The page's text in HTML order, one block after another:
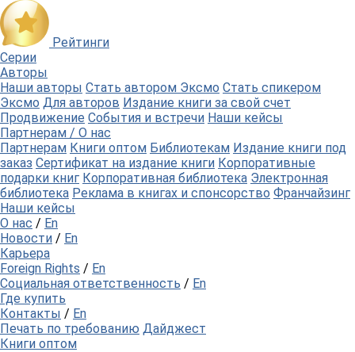
Рейтинги
Серии
Авторы
Наши авторы Стать автором Эксмо Стать спикером
Эксмо Для авторов Издание книги за свой счет
Продвижение События и встречи Наши кейсы
Партнерам / О нас
Партнерам Книги оптом Библиотекам Издание книги под
заказ Сертификат на издание книги Корпоративные
подарки книг Корпоративная библиотека Электронная
библиотека Реклама в книгах и спонсорство Франчайзинг
Наши кейсы
О нас / En
Новости / En
Карьера
Foreign Rights / En
Социальная ответственность / En
Где купить
Контакты / En
Печать по требованию Дайджест
Книги оптом